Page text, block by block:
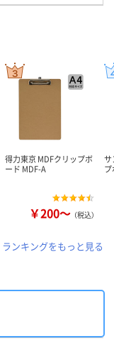
得力東京 MDFクリップボ
ード MDF-A
￥200～ （税込）
サ
ランキングをもっと見る